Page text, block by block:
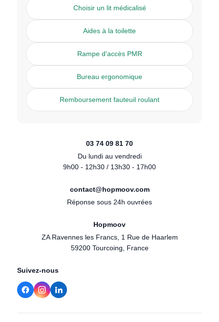
Choisir un lit médicalisé
Aides à la toilette
Rampe d'accès PMR
Bureau ergonomique
Remboursement fauteuil roulant
03 74 09 81 70
Du lundi au vendredi
9h00 - 12h30 / 13h30 - 17h00
contact@hopmoov.com
Réponse sous 24h ouvrées
Hopmoov
ZA Ravennes les Francs, 1 Rue de Haarlem
59200 Tourcoing, France
Suivez-nous